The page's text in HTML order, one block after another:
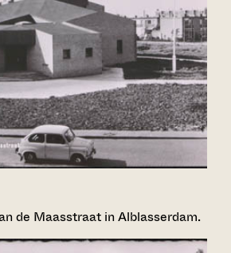
de Maasstraat in Alblasserdam.